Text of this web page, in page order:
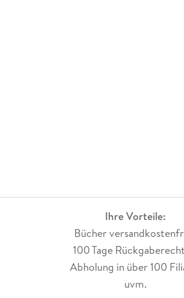
Ihre Vorteile:
Bücher
100 Tage
Abholung in über 100
uvm.